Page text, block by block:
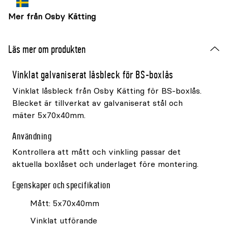
Mer från Osby Kätting
Läs mer om produkten
Vinklat galvaniserat låsbleck för BS-boxlås
Vinklat låsbleck från Osby Kätting för BS-boxlås.
Blecket är tillverkat av galvaniserat stål och
mäter 5x70x40mm.
Användning
Kontrollera att mått och vinkling passar det
aktuella boxlåset och underlaget före montering.
Egenskaper och specifikation
Mått: 5x70x40mm
Vinklat utförande